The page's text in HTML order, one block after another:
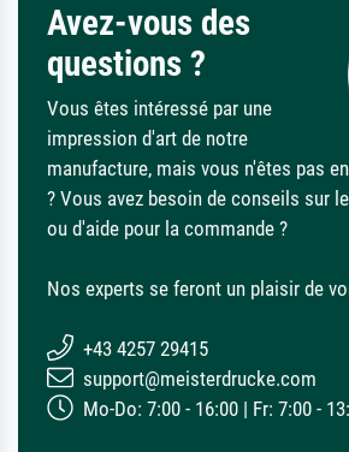
Avez-vous des
questions ?
Vous êtes intéressé par une
impression d'art de notre
manufacture, mais vous n'êtes pas
? Vous avez besoin de conseils sur
ou d'aide pour la commande ?
Nos experts se feront un plaisir de
+43 4257 29415
support@meisterdrucke.com
Mo-Do: 7:00 - 16:00 | Fr: 7:00 -